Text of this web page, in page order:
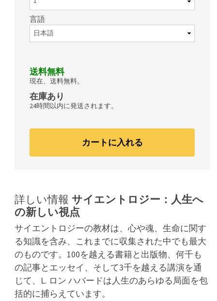
言語
送料無料
現在、送料無料。
在庫あり
24時間以内に発送されます。
カートに入れる
詳しい情報 サイエントロジー：人生へ
の新しい視点
サイエントロジーの教材は、心や魂、生命に関す
る知識を含み、これまでに収集された中でも最大
のものです。100を越える書籍と出版物、何千も
の記事とエッセイ、そして3千を越える講演を通
じて、L. ロン ハバードは人生のあらゆる局面を包
括的に捕らえています。